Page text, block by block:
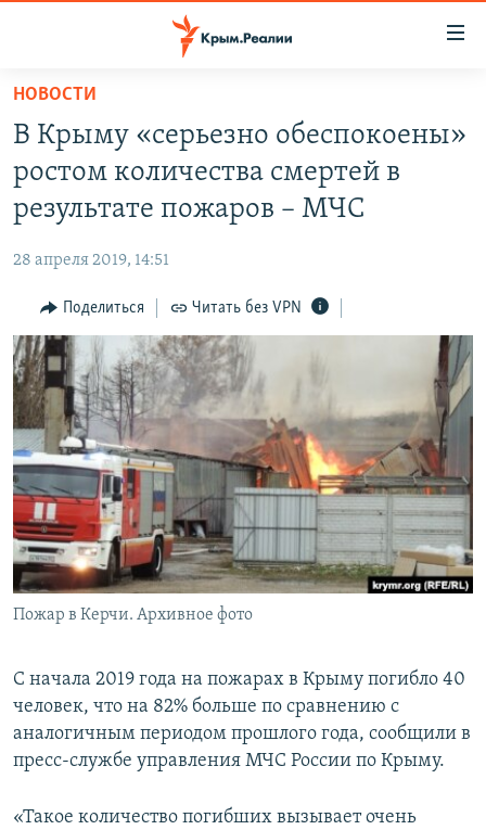
Вернуться
основному
содержанию
Вернутся
главной
навигации
Вернутся
поиску
СПЕЦПРОЕКТЫ
11 ЛЕТ ОККУПАЦИИ КРЫМА. 11 ИСТОРИЙ СОПРОТИВЛЕНИЯ
ВОДА
ЕЩЕ
ИНТЕРАКТИВ
ИНФОГРАФИКА
ТЕЛЕПРОЕКТ КРЫМ.РЕАЛИИ
СОВЕТЫ ПРАВОЗАЩИТНИКОВ
ПРОПАВШИЕ БЕЗ ВЕСТИ
ПОБЕДИТЕЛЕЙ НЕ СУДЯТ?
КРЫМ.НЕПОКОРЕННЫЙ
ELIFBE
УКРАИНСКАЯ ПРОБЛЕМА КРЫМА
РАДІО СВОБОДА
КАК ОБОЙТИ БЛОКИРОВКУ
Українською
Qırımtatar
ПРИСОЕДИНЯЙТЕСЬ!
НОВОСТИ
В Крыму «серьезно обеспокоены»
ростом количества смертей в
результате пожаров – МЧС
28 апреля 2019, 14:51
Поделиться Читать без VPN
Пожар в Керчи. Архивное фото
С начала 2019 года на пожарах в Крыму погибло 40
человек, что на 82% больше по сравнению с
аналогичным периодом прошлого года, сообщили в
пресс-службе управления МЧС России по Крыму.
«Такое количество погибших вызывает очень